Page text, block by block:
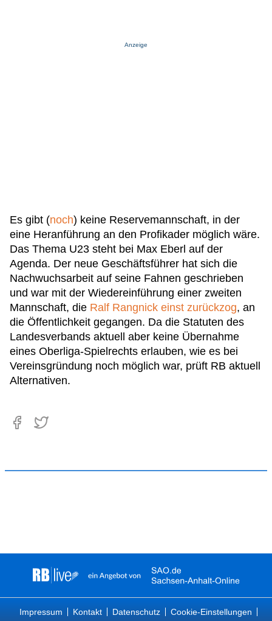
Anzeige
Es gibt (noch) keine Reservemannschaft, in der
eine Heranführung an den Profikader möglich wäre.
Das Thema U23 steht bei Max Eberl auf der
Agenda. Der neue Geschäftsführer hat sich die
Nachwuchsarbeit auf seine Fahnen geschrieben
und war mit der Wiedereinführung einer zweiten
Mannschaft, die Ralf Rangnick einst zurückzog, an
die Öffentlichkeit gegangen. Da die Statuten des
Landesverbands aktuell aber keine Übernahme
eines Oberliga-Spielrechts erlauben, wie es bei
Vereinsgründung noch möglich war, prüft RB aktuell
Alternativen.
Impressum Kontakt Datenschutz Cookie-Einstellungen